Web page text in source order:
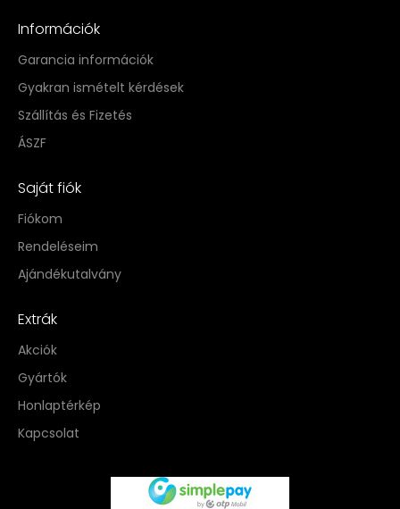
Információk
Garancia információk
Gyakran ismételt kérdések
Szállítás és Fizetés
ÁSZF
Saját fiók
Fiókom
Rendeléseim
Ajándékutalvány
Extrák
Akciók
Gyártók
Honlaptérkép
Kapcsolat